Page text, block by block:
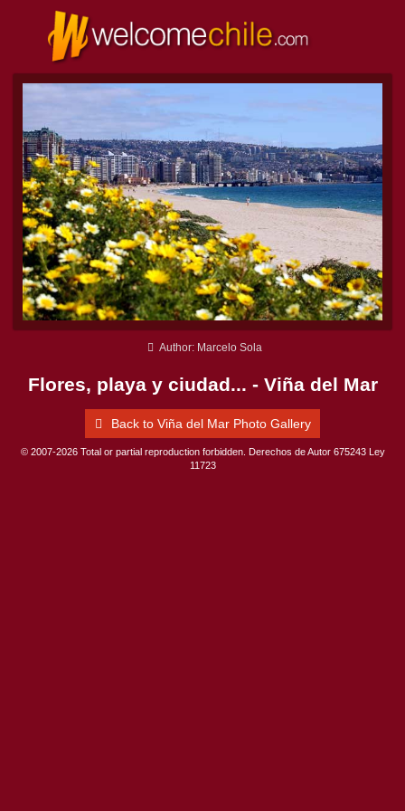
Author: Marcelo Sola
Flores, playa y ciudad... - Viña del Mar
Back to Viña del Mar Photo Gallery
© 2007-2026 Total or partial reproduction forbidden. Derechos de Autor 675243 Ley
11723